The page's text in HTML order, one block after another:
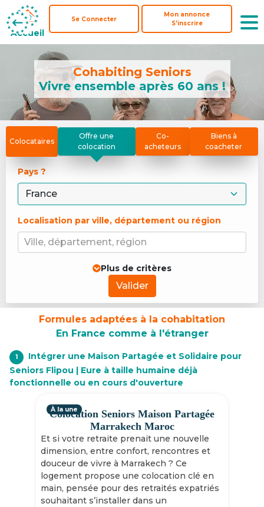
Accueil
Se Connecter
Mon annonce
S'inscrire
Accueil
Se Connecter
Mon annonce
S'inscrire
Cohabiting Seniors
Vivre ensemble après 60 ans !
Colocataires
Offre une
colocation
Co-
acheteurs
Biens à
coacheter
Pays ?
Localisation par ville, département ou région
Ville, département, région
Plus de critères
Valider
Formules adaptées à la cohabitation
En France comme à l'étranger
1
Intégrer une Maison Partagée et Solidaire pour
Seniors Flipou | Eure à taille humaine déjà
fonctionnelle ou en cours d'ouverture
Colocation Seniors Maison Partagée
Marrakech Maroc
Et si votre retraite prenait une nouvelle
dimension, entre confort, rencontres et
douceur de vivre à Marrakech ? Ce
logement propose une colocation clé en
main, pensée pour des retraités expatriés
souhaitant s’installer dans un
À la une